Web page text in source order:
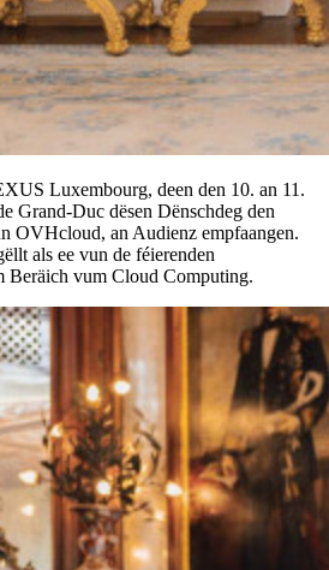
Luxembourg, deen den 10. an 11.
Grand-Duc dësen Dënschdeg den
OVHcloud, an Audienz empfaangen.
als ee vun de féierenden
Beräich vum Cloud Computing.